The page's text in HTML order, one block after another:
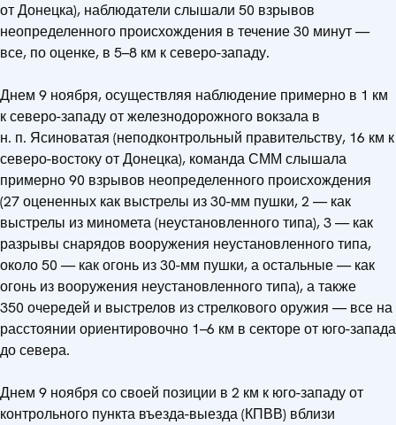
от Донецка), наблюдатели слышали 50 взрывов
неопределенного происхождения в течение 30 минут —
все, по оценке, в 5–8 км к северо-западу.
Днем 9 ноября, осуществляя наблюдение примерно в 1 км
к северо-западу от железнодорожного вокзала в
н. п. Ясиноватая (неподконтрольный правительству, 16 км к
северо-востоку от Донецка), команда СММ слышала
примерно 90 взрывов неопределенного происхождения
(27 оцененных как выстрелы из 30-мм пушки, 2 — как
выстрелы из миномета (неустановленного типа), 3 — как
разрывы снарядов вооружения неустановленного типа,
около 50 — как огонь из 30-мм пушки, а остальные — как
огонь из вооружения неустановленного типа), а также
350 очередей и выстрелов из стрелкового оружия — все на
расстоянии ориентировочно 1–6 км в секторе от юго-запада
до севера.
Днем 9 ноября со своей позиции в 2 км к юго-западу от
контрольного пункта въезда-выезда (КПВВ) вблизи